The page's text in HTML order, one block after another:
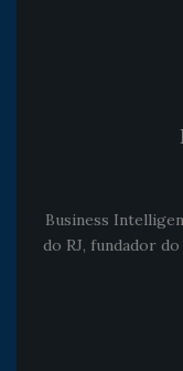
Business
do RJ, fundador